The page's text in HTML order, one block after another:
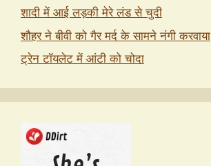
शादी में आई लड़की मेरे लंड से चुदी
शौहर ने बीवी को गैर मर्द के सामने नंगी करवाया
ट्रेन टॉयलेट में आंटी को चोदा